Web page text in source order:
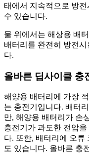
태에서 지속적으로 방
수 있습니다.
물 위에서는 해상용 배
배터리를 완전히 방전
다.
올바른 딥사이클 충
해양용 배터리에 가장
는 충전기입니다. 배터
만, 해양용 배터리가 손
충전기가 과도한 전압
다. 또한, 배터리에 오류
도 있습니다. 올바른 충